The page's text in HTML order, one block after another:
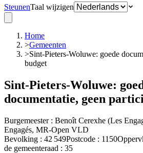
SteunenTaal wijzigen
Home
>Gemeenten
>Sint-Pieters-Woluwe: goede
budget
Sint-Pieters-Woluwe:
documentatie, geen
Burgemeester: Benoît Cerexhe (Les
Engagés, MR-Open VLD
Bevolking : 42 549Postcode : 1150
de gemeenteraad : 35